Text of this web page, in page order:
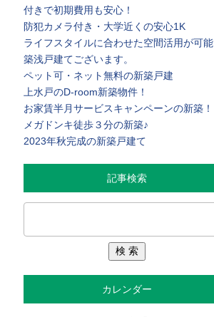
付きで初期費用も安心！
防犯カメラ付き・大学近くの安心1K
ライフスタイルに合わせた空間活用が可能
築浅戸建てございます。
ペット可・ネット無料の新築戸建
上水戸のD-room新築物件！
お家賃半月サービスキャンペーンの新築！
メガドンキ徒歩３分の新築♪
2023年秋完成の新築戸建て
記事検索
カレンダー